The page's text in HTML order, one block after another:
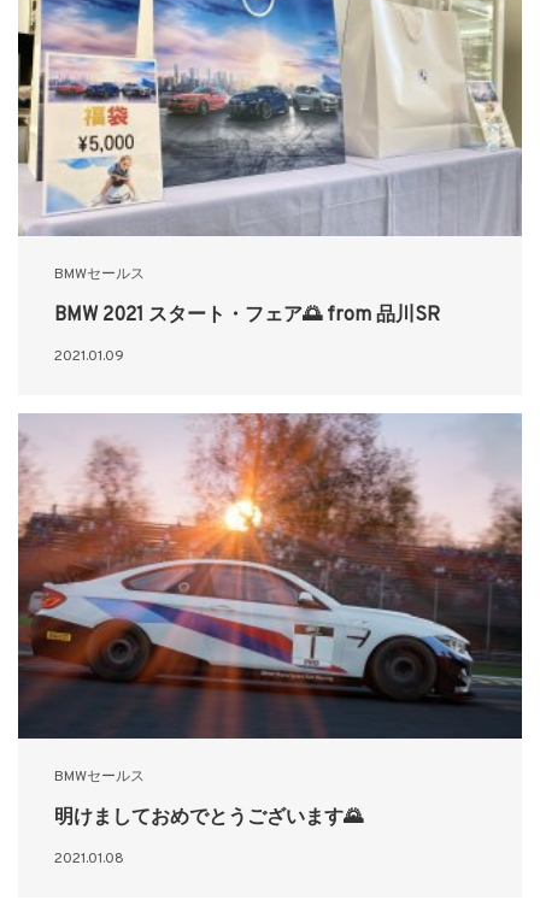
BMWセールス
BMW 2021 スタート・フェア🌅 from 品川SR
2021.01.09
BMWセールス
明けましておめでとうございます🌄
2021.01.08